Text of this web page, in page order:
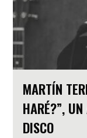
MARTÍN
HARÉ?”,
DISCO